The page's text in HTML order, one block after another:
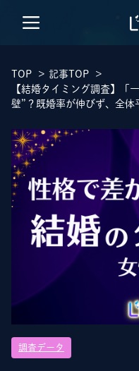
TOP > 記事TOP
>
【結婚タイミング調査】「
壁”？既婚率が伸びず、全体
調査データ